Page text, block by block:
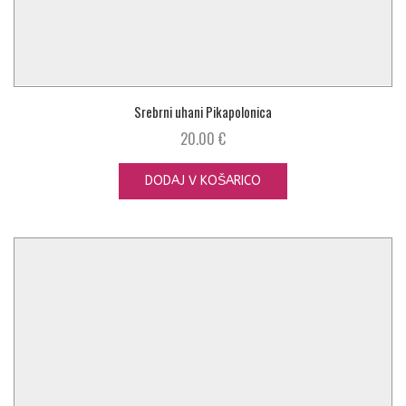
Srebrni uhani Pikapolonica
20.00 €
DODAJ V KOŠARICO